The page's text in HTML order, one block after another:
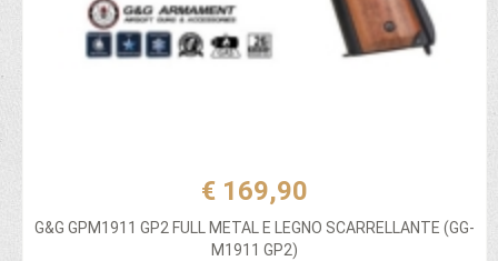
€ 169,90
G&G GPM1911 GP2 FULL METAL E LEGNO SCARRELLANTE (GG-
M1911 GP2)